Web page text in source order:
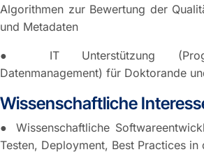
Algorithmen zur Bewertung der
und Metadaten
● IT Unterstützung
Datenmanagement) für Doktorande
Wissenschaftliche
● Wissenschaftliche
Testen, Deployment, Best Practices